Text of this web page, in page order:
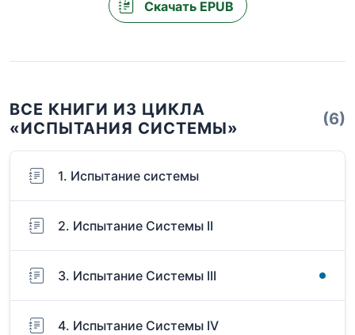
Скачать EPUB
ВСЕ КНИГИ ИЗ ЦИКЛА
«ИСПЫТАНИЯ СИСТЕМЫ»
(6)
1. Испытание системы
2. Испытание Системы II
3. Испытание Системы III
4. Испытание Системы IV